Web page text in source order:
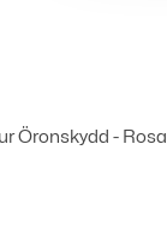
Öronskydd - Rosa